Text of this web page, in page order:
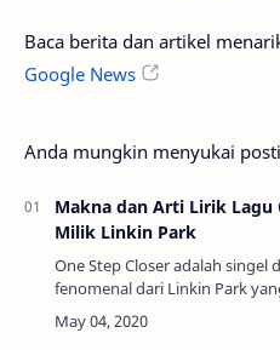
Baca berita dan artikel
Google News
Anda mungkin menyukai
Makna dan Arti Lirik Lagu
Milik Linkin Park
One Step Closer adalah singel
fenomenal dari Linkin Park
album legendaris mereka,
Lagu ini lahir dari rasa frustrasi